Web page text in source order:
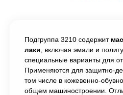
Подгруппа 3210 содержит
лаки , включая эмали и
специальные варианты для
Применяются для защитно-
том числе в кожевенно-
общем машиностроении.